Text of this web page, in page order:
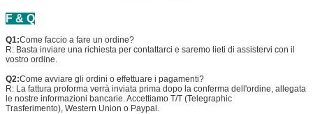
F & Q
Q1:Come faccio a fare un ordine?
R: Basta inviare una richiesta per contattarci e saremo lieti di assistervi con il
vostro ordine.
Q2:Come avviare gli ordini o effettuare i pagamenti?
R: La fattura proforma verrà inviata prima dopo la conferma dell'ordine, allegata
le nostre informazioni bancarie. Accettiamo T/T (Telegraphic
Trasferimento), Western Union o Paypal.